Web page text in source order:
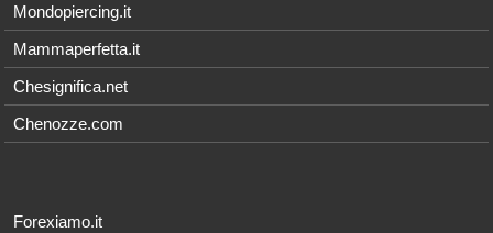
Mondopiercing.it
Mammaperfetta.it
Chesignifica.net
Chenozze.com
Forexiamo.it